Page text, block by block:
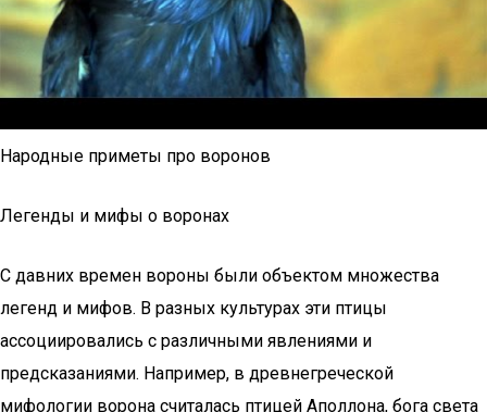
Народные приметы про воронов
Легенды и мифы о воронах
С давних времен вороны были объектом множества
легенд и мифов. В разных культурах эти птицы
ассоциировались с различными явлениями и
предсказаниями. Например, в древнегреческой
мифологии ворона считалась птицей Аполлона, бога света